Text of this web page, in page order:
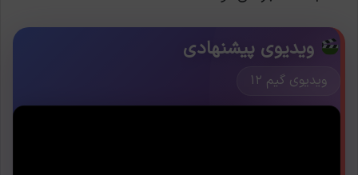
ویدیوی پیشنهادی
ویدیوی گیم ۱۲